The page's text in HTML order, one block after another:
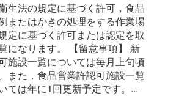
生法の規定に基づく許可，食品
またはかきの処理をする作業場
定に基づく許可または認定を取
になります。 【留意事項】 新
施設一覧については毎月上旬頃
また，食品営業許認可施設一覧
ては年に1回更新予定です。...